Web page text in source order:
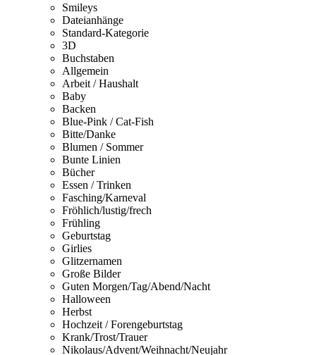
Smileys
Dateianhänge
Standard-Kategorie
3D
Buchstaben
Allgemein
Arbeit / Haushalt
Baby
Backen
Blue-Pink / Cat-Fish
Bitte/Danke
Blumen / Sommer
Bunte Linien
Bücher
Essen / Trinken
Fasching/Karneval
Fröhlich/lustig/frech
Frühling
Geburtstag
Girlies
Glitzernamen
Große Bilder
Guten Morgen/Tag/Abend/Nacht
Halloween
Herbst
Hochzeit / Forengeburtstag
Krank/Trost/Trauer
Nikolaus/Advent/Weihnacht/Neujahr